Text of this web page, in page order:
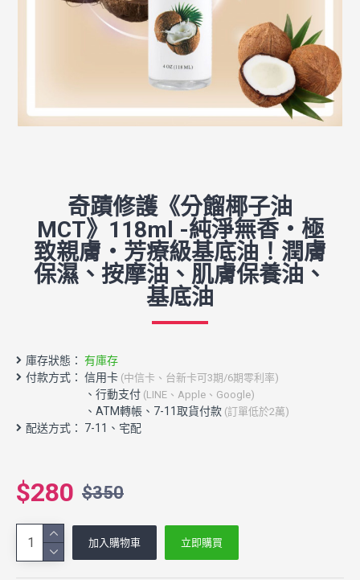
奇蹟修護《分餾椰子油
MCT》118ml -純淨無香・極
致親膚・芳療級基底油！潤膚
保濕、按摩油、肌膚保養油、
基底油
庫存狀態： 有庫存
付款方式： 信用卡 (中信卡、台新卡可3期/6期零利率)
配送方式： 7-11、宅配
$280 $350
加入購物車 立即購買